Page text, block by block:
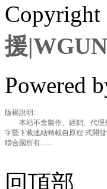
援
Powered
版權說明:
本站不會製作、經銷、代理外
字暨下載連結轉載自原程 式開
聯合國所有.......
回頂部